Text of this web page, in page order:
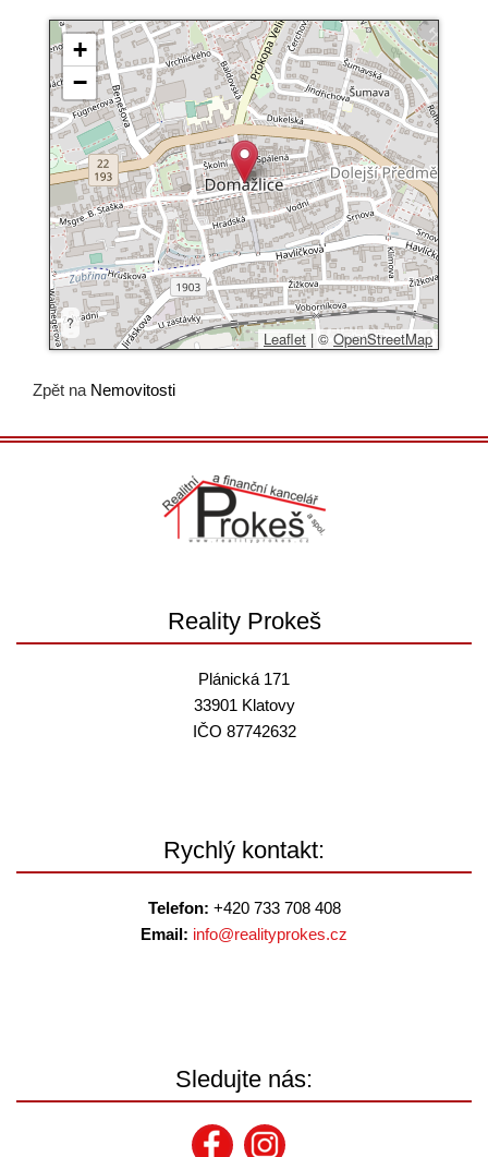
+
−
?
Leaflet | © OpenStreetMap
Zpět na Nemovitosti
Reality Prokeš
Plánická 171
33901 Klatovy
IČO 87742632
Rychlý kontakt:
Telefon: +420 733 708 408
Email: info@realityprokes.cz
Sledujte nás: